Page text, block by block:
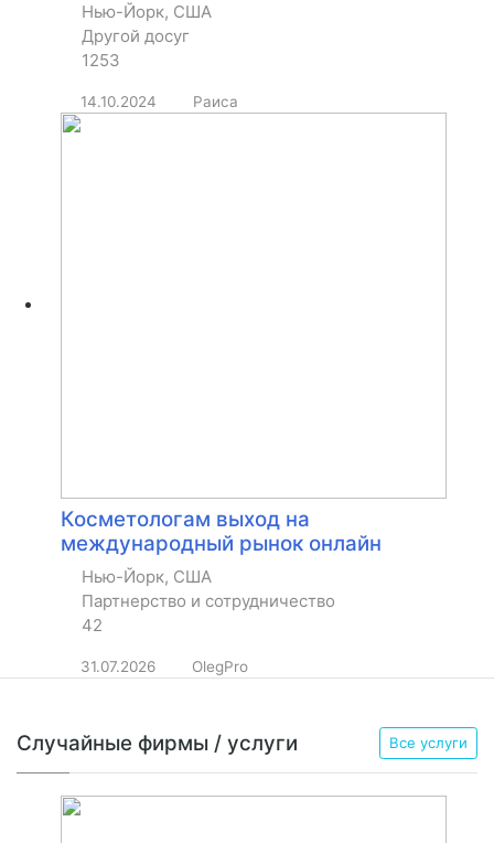
Нью-Йорк, США
Другой досуг
1253
14.10.2024 Раиса
Косметологам выход на
международный рынок онлайн
Нью-Йорк, США
Партнерство и сотрудничество
42
31.07.2026 OlegPro
Случайные фирмы / услуги Все услуги